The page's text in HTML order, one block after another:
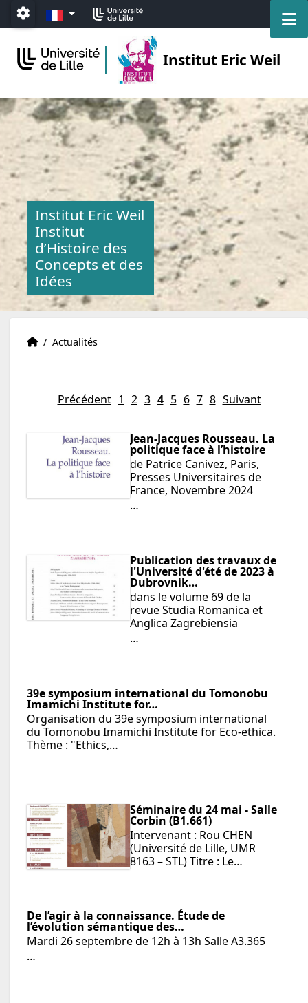
Accéder au menu principal
Accéder au contenu
Paramétrage
FR
Institut Eric Weil
Institut Eric Weil
Institut
d’Histoire des
Concepts et des
Idées
Institut Eric Weil
Accueil
/ Actualités
Précédent 1 2 3 4 5 6 7 8 Suivant
Jean-Jacques Rousseau. La
politique face à l’histoire
de Patrice Canivez, Paris,
Presses Universitaires de
France, Novembre 2024
…
Publication des travaux de
l'Université d'été de 2023 à
Dubrovnik…
dans le volume 69 de la
revue Studia Romanica et
Anglica Zagrebiensia
…
39e symposium international du Tomonobu
Imamichi Institute for…
Organisation du 39e symposium international
du Tomonobu Imamichi Institute for Eco-ethica.
Thème : "Ethics,…
Séminaire du 24 mai - Salle
Corbin (B1.661)
Intervenant : Rou CHEN
(Université de Lille, UMR
8163 – STL) Titre : Le…
De l’agir à la connaissance. Étude de
l’évolution sémantique des…
Mardi 26 septembre de 12h à 13h Salle A3.365
…